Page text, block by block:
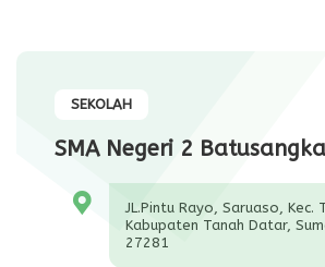
SEKOLAH
SMA Negeri 2
JL.Pintu Rayo, Saruaso, Kec.
Kabupaten Tanah Datar,
27281